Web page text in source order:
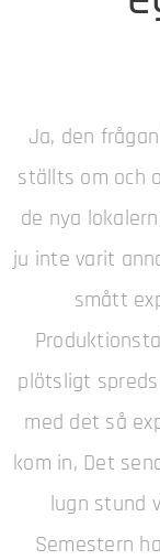
Ja, den
ställts om och
de nya
ju inte varit
smått
plötsligt
med det så
kom in, Det
lugn stund
Semestern